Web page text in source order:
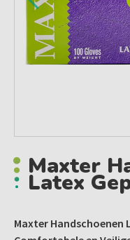
Maxter
Latex
Maxter Handschoenen